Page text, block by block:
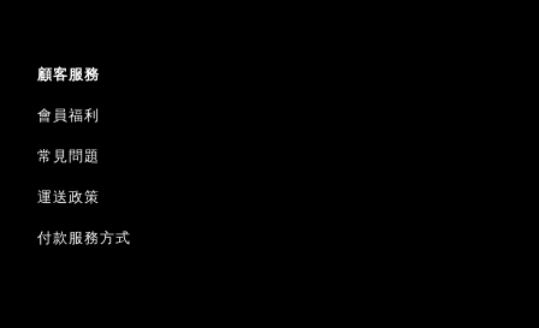
顧客服務
會員福利
常見問題
運送政策
付款服務方式